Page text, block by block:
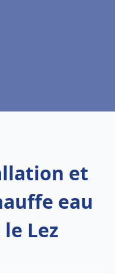
et
eau
Lez